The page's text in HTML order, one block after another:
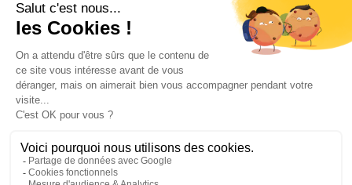
Protection des données
Plan du site
Crédits